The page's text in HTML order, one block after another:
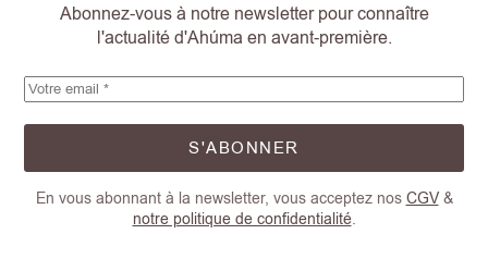
Abonnez-vous à notre newsletter pour connaître
l'actualité d'Ahúma en avant-première.
S'ABONNER
En vous abonnant à la newsletter, vous acceptez nos CGV&
notre politique de confidentialité.